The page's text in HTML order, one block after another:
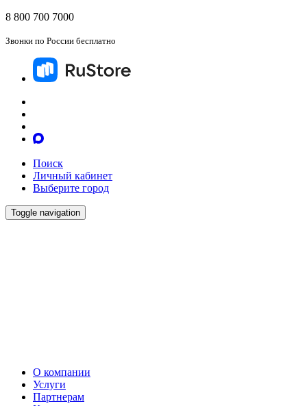
8 800 700 7000
Звонки по России бесплатно
Поиск
Личный кабинет
Выберите город
Toggle navigation
О компании
Услуги
Партнерам